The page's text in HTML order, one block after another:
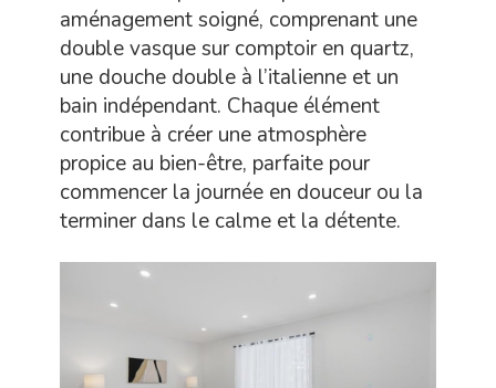
aménagement soigné, comprenant une
double vasque sur comptoir en quartz,
une douche double à l’italienne et un
bain indépendant. Chaque élément
contribue à créer une atmosphère
propice au bien-être, parfaite pour
commencer la journée en douceur ou la
terminer dans le calme et la détente.